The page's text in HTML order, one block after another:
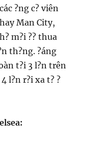
?ng c? viên
Man City,
m?i ?? thua
th?ng. ?áng
t?i 3 l?n trên
l?n r?i xa t? ?